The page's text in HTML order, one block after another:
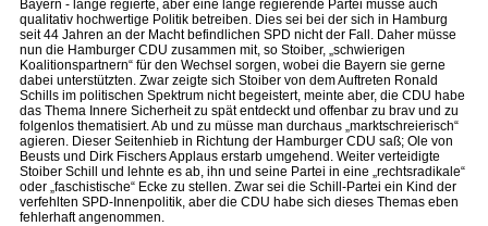
Bayern - lange regierte, aber eine lange regierende Partei müsse auch
qualitativ hochwertige Politik betreiben. Dies sei bei der sich in Hamburg
seit 44 Jahren an der Macht befindlichen SPD nicht der Fall. Daher müsse
nun die Hamburger CDU zusammen mit, so Stoiber, „schwierigen
Koalitionspartnern“ für den Wechsel sorgen, wobei die Bayern sie gerne
dabei unterstützten. Zwar zeigte sich Stoiber von dem Auftreten Ronald
Schills im politischen Spektrum nicht begeistert, meinte aber, die CDU habe
das Thema Innere Sicherheit zu spät entdeckt und offenbar zu brav und zu
folgenlos thematisiert. Ab und zu müsse man durchaus „marktschreierisch“
agieren. Dieser Seitenhieb in Richtung der Hamburger CDU saß; Ole von
Beusts und Dirk Fischers Applaus erstarb umgehend. Weiter verteidigte
Stoiber Schill und lehnte es ab, ihn und seine Partei in eine „rechtsradikale“
oder „faschistische“ Ecke zu stellen. Zwar sei die Schill-Partei ein Kind der
verfehlten SPD-Innenpolitik, aber die CDU habe sich dieses Themas eben
fehlerhaft angenommen.